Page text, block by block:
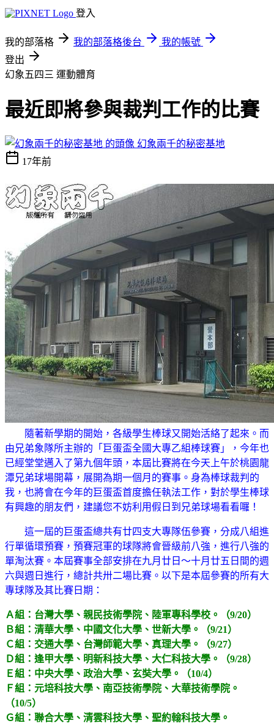
登入
我的部落格 我的部落格後台
我的帳號
登出
幻象五四三 運動體育
最近即將參與裁判工作的比賽
幻象兩千的秘密基地
17年前
隨著新學期的開始，各級學生棒球又開始活絡了起來。而
由兄弟象隊所主辦的「巨蛋盃全國大專乙組棒球賽」，今年也
已經堂堂邁入了第九個年頭，本屆比賽將在今天上午於桃園龍
潭兄弟球場開幕，展開為期一個月的賽事。身為棒球裁判的
我，也將會在今年的巨蛋盃首度擔任執法工作，對於學生棒球
有興趣的朋友們，建議您不妨利用假日到兄弟球場看看囉！
這一屆的巨蛋盃總共有廿四支大專隊伍參賽，分成八組進
行單循環預賽，預賽冠軍的球隊將會晉級前八強，進行八強的
單淘汰賽。本屆賽事全部安排在九月廿日～十月廿五日間的週
六與週日進行，總計共卅二場比賽。以下是本屆參賽的所有大
專球隊及其比賽日期：
Ａ組：台灣大學、親民技術學院、陸軍專科學校。（9/20）
Ｂ組：清華大學、中國文化大學、世新大學。（9/21）
Ｃ組：交通大學、台灣師範大學、真理大學。（9/27）
Ｄ組：逢甲大學、明新科技大學、大仁科技大學。（9/28）
Ｅ組：中央大學、政治大學、玄奘大學。（10/4）
Ｆ組：元培科技大學、南亞技術學院、大華技術學院。
（10/5）
Ｇ組：聯合大學、清雲科技大學、聖約翰科技大學。